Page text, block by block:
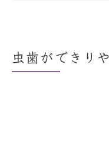
虫歯ができり